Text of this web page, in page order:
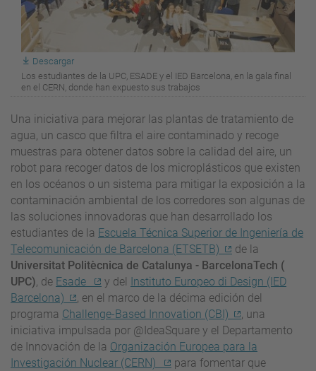
Descargar
Los estudiantes de la UPC, ESADE y el IED Barcelona, en la gala final
en el CERN, donde han expuesto sus trabajos
Una iniciativa para mejorar las plantas de tratamiento de
agua, un casco que filtra el aire contaminado y recoge
muestras para obtener datos sobre la calidad del aire, un
robot para recoger datos de los microplásticos que existen
en los océanos o un sistema para mitigar la exposición a la
contaminación ambiental de los corredores son algunas de
las soluciones innovadoras que han desarrollado los
estudiantes de la Escuela Técnica Superior de Ingeniería de
Telecomunicación de Barcelona (ETSETB)
de la
Universitat Politècnica de Catalunya - BarcelonaTech (
UPC) , de Esade y del Instituto Europeo di Design (IED
Barcelona)
, en el marco de la décima edición del
programa Challenge-Based Innovation (CBI)
, una
iniciativa impulsada por @IdeaSquare y el Departamento
de Innovación de la Organización Europea para la
Investigación Nuclear (CERN)
para fomentar que